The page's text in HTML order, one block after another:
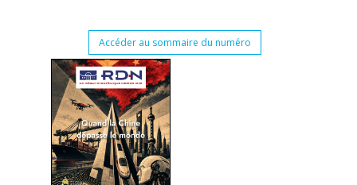
Accéder au sommaire du numéro